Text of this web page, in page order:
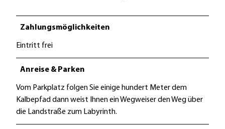
Zahlungsmöglichkeiten
Eintritt frei
Anreise & Parken
Vom Parkplatz folgen Sie einige hundert Meter dem
Kalbepfad dann weist Ihnen ein Wegweiser den Weg über
die Landstraße zum Labyrinth.